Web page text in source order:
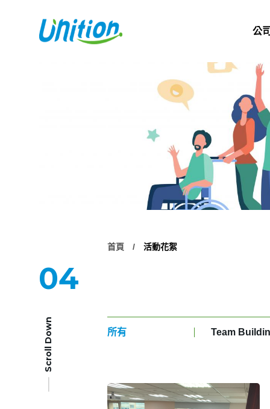
公
04
首頁 活動花絮
Scroll Down 所有 Team